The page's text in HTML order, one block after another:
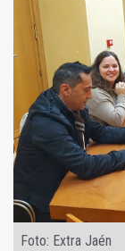
Foto: Extra Jaén